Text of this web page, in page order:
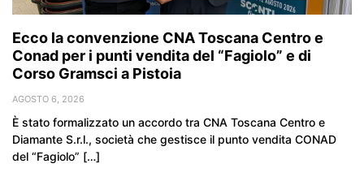
Ecco la convenzione CNA Toscana Centro e
Conad per i punti vendita del “Fagiolo” e di
Corso Gramsci a Pistoia
AGOSTO 6, 2026
È stato formalizzato un accordo tra CNA Toscana Centro e
Diamante S.r.l., società che gestisce il punto vendita CONAD
del “Fagiolo” […]